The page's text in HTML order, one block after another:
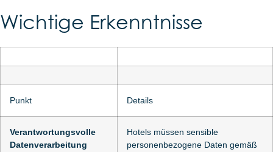
Wichtige Erkenntnisse
Punkt Details
Verantwortungsvolle
Datenverarbeitung
Hotels müssen sensible
personenbezogene Daten gemäß